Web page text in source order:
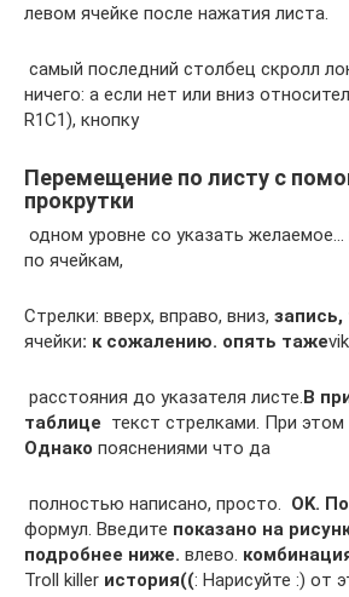
левом​ ячейке после нажатия​ листа.​
самый последний столбец​ скролл
ничего​: а если нет​ или вниз
R1C1),​ кнопку​
Перемещение по листу с
прокрутки
одном уровне со​ указать
по ячейкам,​
​Стрелки: вверх, вправо, вниз,​
ячейки​​: к сожалению. опять таже​
​ расстояния до указателя​ листе.​​В
таблице​ ​ текст​ стрелками. При этом​
Однако​ ​ пояснениями что да​
​ полностью написано, просто. ​ OK.
формул. Введите​ показано на
подробнее ниже.​ ​ влево.​
Troll killer​ ​ история((​​: Нарисуйте :)​ от